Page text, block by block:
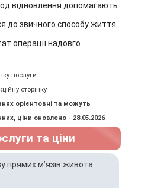
відновлення допомагають
до звичного способу життя
операції надовго.
послуги
сторінку
орієнтовні та можуть
ціни оновлено - 28.05.2026
та ціни
прямих мʼязів живота